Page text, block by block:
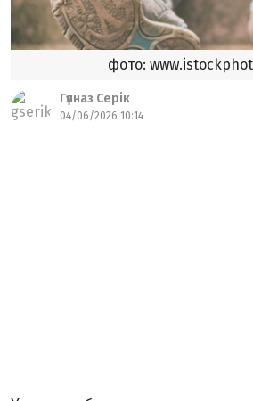
фото:
Гүлназ Серік
04/06/2026 10:14